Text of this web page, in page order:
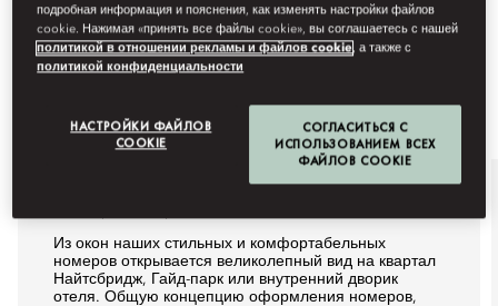
Из окон наших стильных и комфортабельных
номеров открывается великолепный вид на квартал
Найтсбридж, Гайд-парк или внутренний дворик
отеля. Общую концепцию оформления номеров,
подробная информация и пояснения, как изменять настройки файлов
cookie. Нажимая «принять все файлы cookie», вы соглашаетесь с нашей
политикой в отношении рекламы и файлов cookie, а также с
политикой конфиденциальности
НАСТРОЙКИ ФАЙЛОВ
COOKIE
СОГЛАСИТЬСЯ С
ИСПОЛЬЗОВАНИЕМ ВСЕХ
ФАЙЛОВ COOKIE